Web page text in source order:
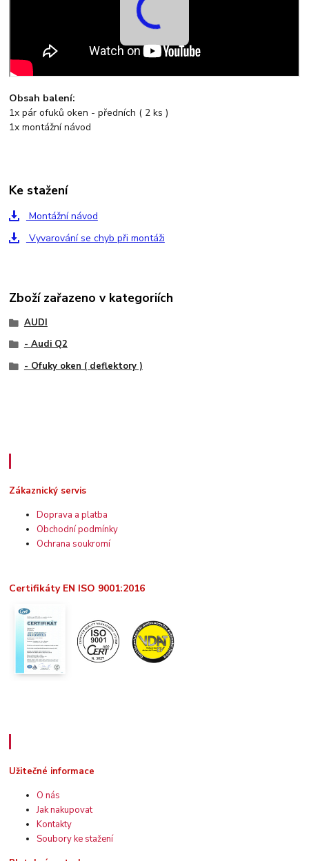
Obsah balení:
1x pár ofuků oken - předních ( 2 ks )
1x montážní návod
Ke stažení
Montážní návod
Vyvarování se chyb při montáži
Zboží zařazeno v kategoriích
AUDI
- Audi Q2
- Ofuky oken ( deflektory )
Zákaznický servis
Doprava a platba
Obchodní podmínky
Ochrana soukromí
Certifikáty EN ISO 9001:2016
Užitečné informace
O nás
Jak nakupovat
Kontakty
Soubory ke stažení